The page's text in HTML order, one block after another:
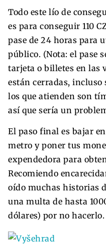
Todo este lío de
es para conseguir 110
pase de 24 horas para
público. (Nota: el pase
tarjeta o billetes en las
están cerradas, incluso
los que atienden son
así que sería un
El paso final es bajar
metro y poner tus
expendedora para
Recomiendo
oído muchas historias
una multa de hasta
dólares) por no hacerlo.